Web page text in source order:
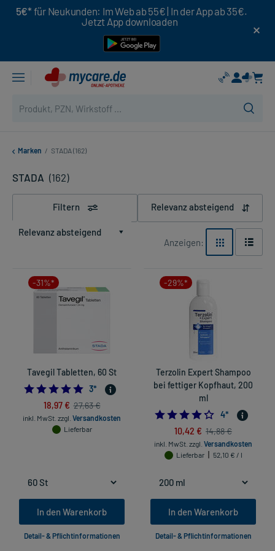
5€* für Neukunden: Im Web ab 55€ | In der App ab 35€.
Jetzt App downloaden
Marken / STADA (162)
STADA (162)
Filtern Relevanz absteigend
Relevanz absteigend
Anzeigen:
-31%*
Tavegil Tabletten, 60 St
5.0
3*
18,97 € 27,63 €
inkl. MwSt. zzgl. Versandkosten
Lieferbar
In den Warenkorb
Detail- & Pflichtinformationen
-29%*
Terzolin Expert Shampoo
bei fettiger Kopfhaut, 200
ml
4.25
4*
10,42 € 14,88 €
inkl. MwSt. zzgl. Versandkosten
Lieferbar
52,10 € / l
In den Warenkorb
Detail- & Pflichtinformationen